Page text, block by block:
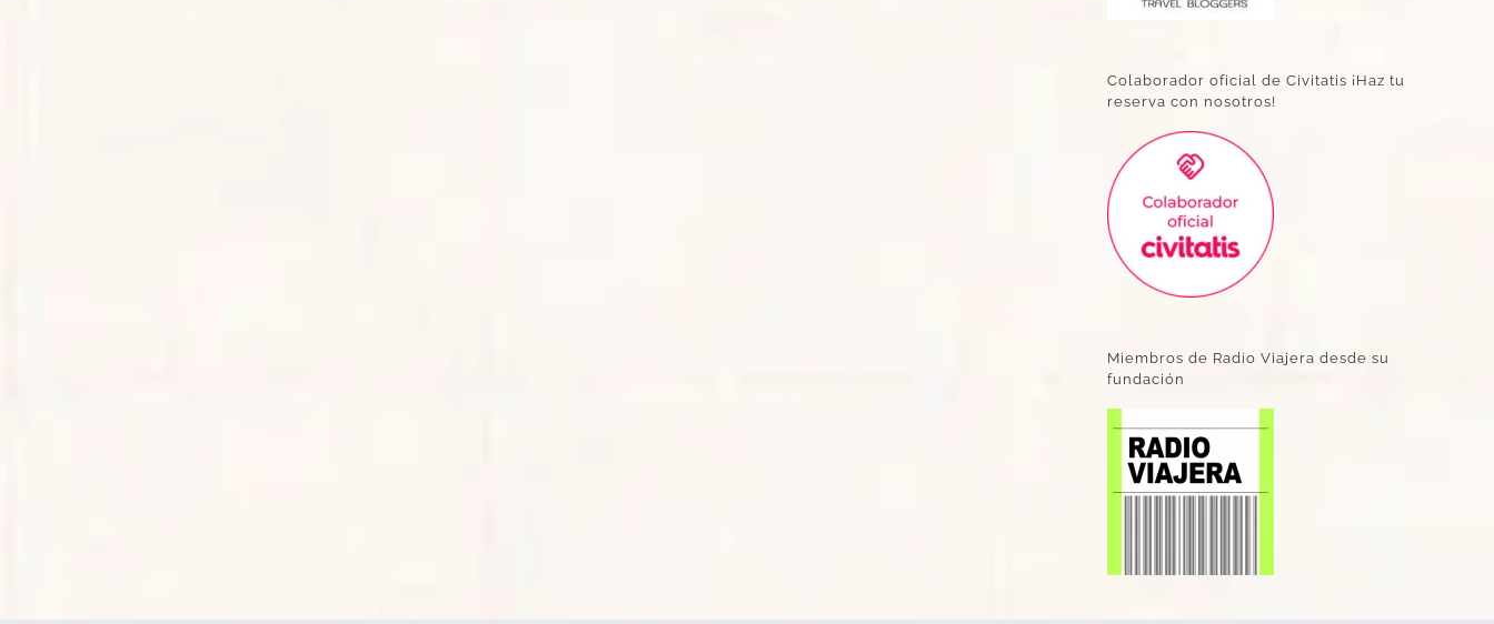
Colaborador oficial de Civitatis ¡Haz tu
reserva con nosotros!
Miembros de Radio Viajera desde su
fundación